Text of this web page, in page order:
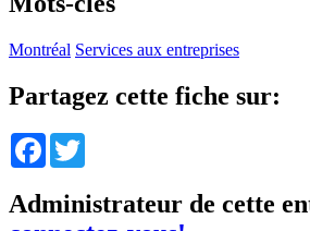
Montréal Services aux entreprises
Partagez cette fiche sur:
Facebook
Administrateur de cette